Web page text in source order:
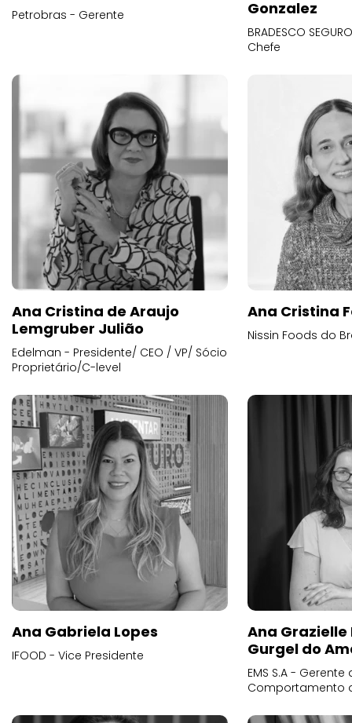
Petrobras - Gerente
Gonzalez
BRADESCO
Chefe
Ana Cristina de Araujo
Lemgruber Julião
Edelman - Presidente/ CEO / VP/ Sócio
Proprietário/C-level
Ana Cristina
Nissin Foods do
Ana Gabriela Lopes
IFOOD - Vice Presidente
Ana
Gurgel do
EMS S.A -
Comportamento